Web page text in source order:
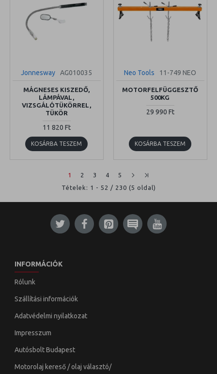
Jonnesway AG010035
MÁGNESES KISZEDŐ,
LÁMPÁVAL,
VIZSGÁLÓTÜKÖRREL,
TÜKÖR
11 820 Ft
KOSÁRBA TESZEM
Neo Tools 11-749 NEO
MOTORFELFÜGGESZTŐ
500KG
29 990 Ft
KOSÁRBA TESZEM
1 2 3 4
5
Tételek: 1 - 52 / 230 (5 oldal)
INFORMÁCIÓK
Rólunk
Szállítási információk
Adatvédelmi nyilatkozat
Impresszum
Autósbolt Budapest
Motorolaj kereső / olaj választó/